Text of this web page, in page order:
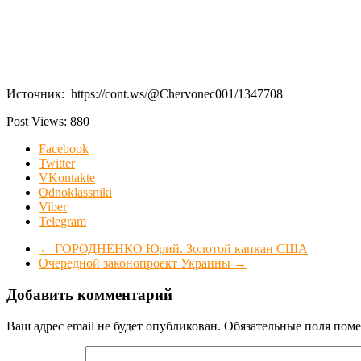
Источник: https://cont.ws/@Chervonec001/1347708
Post Views: 880
Facebook
Twitter
VKontakte
Odnoklassniki
Viber
Telegram
← ГОРОДНЕНКО Юрий. Золотой капкан США
Очередной законопроект Украины →
Добавить комментарий
Ваш адрес email не будет опубликован. Обязательные поля